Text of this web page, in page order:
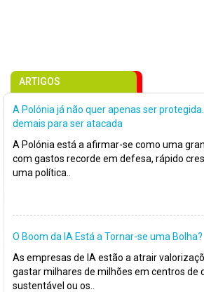
ARTIGOS
A Polónia já não quer apenas ser
demais para ser atacada
A Polónia está a afirmar-se como uma
com gastos recorde em defesa, rápido
uma política..
O Boom da IA Está a Tornar-se uma Bolha?
As empresas de IA estão a atrair
gastar milhares de milhões em centros de
sustentável ou os..